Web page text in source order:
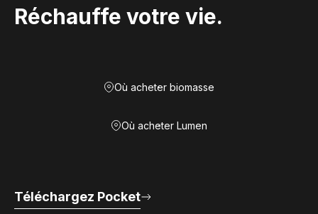
Réchauffe votre vie.
Où acheter biomasse
Où acheter Lumen
Téléchargez Pocket